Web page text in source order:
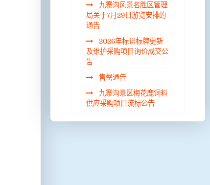
九寨沟风景名胜区管理
局关于7月29日游览安排的
通告
2026年标识标牌更新
及维护采购项目询价成交公
告
售罄通告
九寨沟景区梅花鹿饲料
供应采购项目流标公告